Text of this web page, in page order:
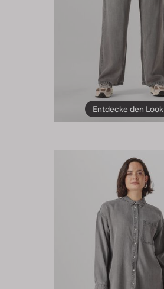
Entdecke den Look